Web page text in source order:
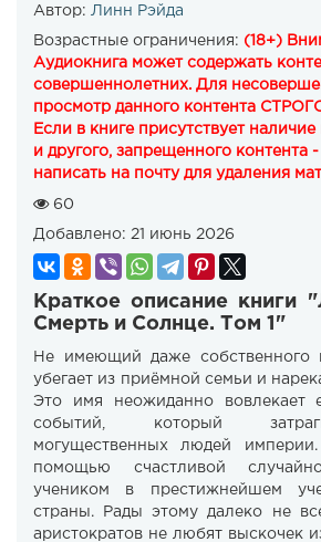
Автор: Линн Рэйда
Возрастные ограничения: (18+)
Аудиокнига может содержать
совершеннолетних. Для
просмотр данного контента
Если в книге присутствует
и другого, запрещенного контента
написать на почту для удаления
60
Добавлено: 21 июнь 2026
Краткое описание книги
Смерть и Солнце. Том 1"
Не имеющий даже собственного
убегает из приёмной семьи и
Это имя неожиданно вовлекает
событий, который
могущественных людей
помощью счастливой
учеником в престижнейшем
страны. Рады этому далеко не
аристократов не любят выскочек